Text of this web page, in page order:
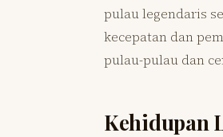
pulau legendaris
kecepatan dan
pulau-pulau dan
Kehidupan